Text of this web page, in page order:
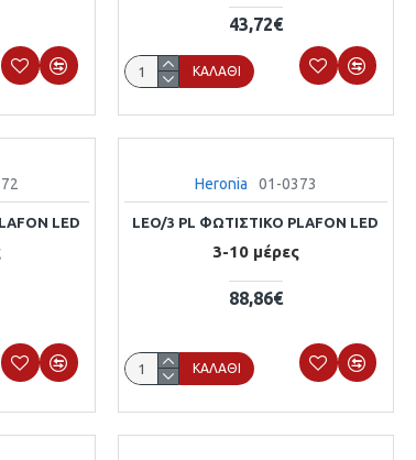
43,72€
ΚΑΛΆΘΙ
LED
Heronia 01-0373
LEO/3 PL ΦΩΤΙΣΤΙΚΟ PLAFON LED
3-10 μέρες
88,86€
ΚΑΛΆΘΙ